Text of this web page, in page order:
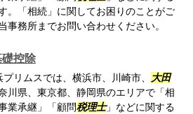
。「相続」に関してお困りのことがご
事務所までお問い合わせください。
控除
リムスでは、横浜市、川崎市、
大田
川県、東京都、静岡県のエリアで「相
業承継」「顧問税理士」などに関する